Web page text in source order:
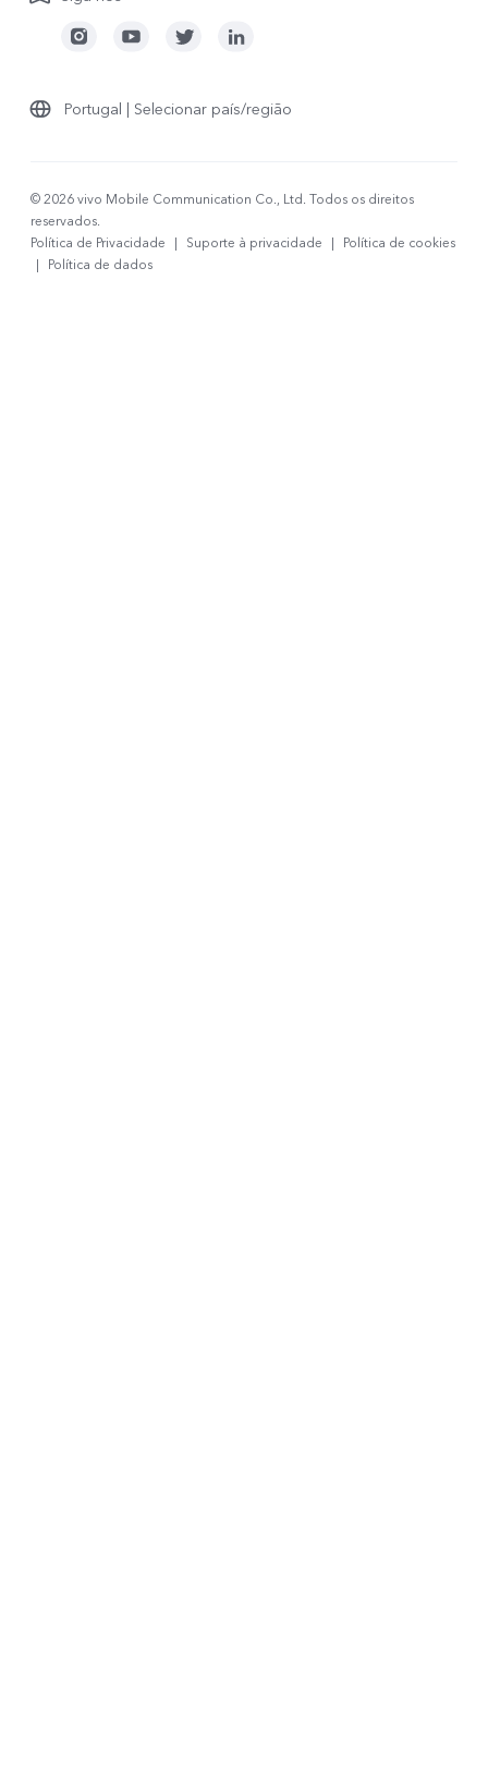
Portugal | Selecionar país/região
© 2026 vivo Mobile Communication Co., Ltd. Todos os direitos
reservados.
Política de Privacidade
| Suporte à privacidade |
Política de cookies
|
Política de dados